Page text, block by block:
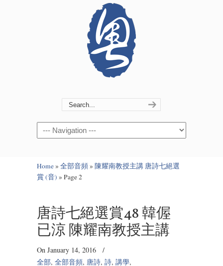
Navigation
Home» 全部音頻» 陳耀南教授主講 唐詩七絕選
賞 (音) » Page 2
唐詩七絕選賞48 韓偓
已涼 陳耀南教授主講
On January 14, 2016
/
全部, 全部音頻, 唐詩, 詩, 講學,